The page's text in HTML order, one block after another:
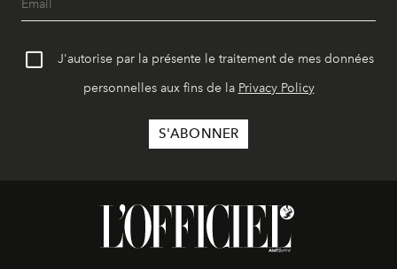
J'autorise par la présente le traitement de mes données
personnelles aux fins de la Privacy Policy